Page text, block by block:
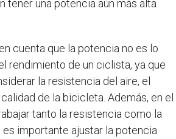
tener una potencia aún más alta
cuenta que la potencia no es lo
rendimiento de un ciclista, ya que
la resistencia del aire, el
de la bicicleta. Además, en el
tanto la resistencia como la
importante ajustar la potencia